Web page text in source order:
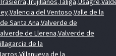
,Valencia del Ventoso,Valle de la
Santa Ana,Valverde de
de Llerena,Valverde de
de la
,Villanueva de la